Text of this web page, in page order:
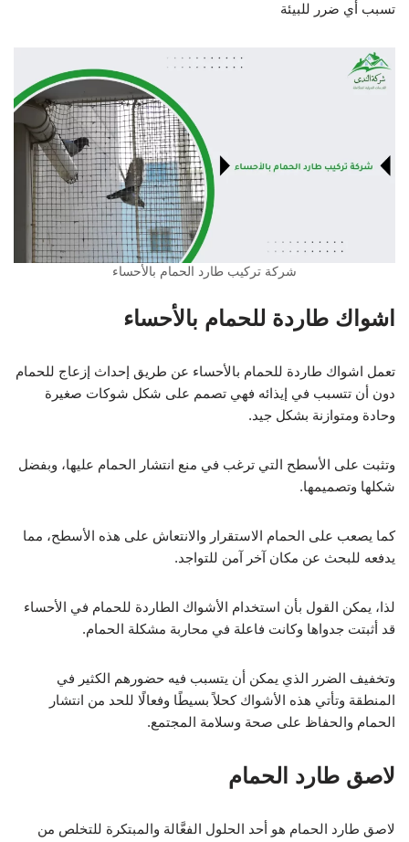
تسبب أي ضرر للبيئة
شركة تركيب طارد الحمام بالأحساء
اشواك طاردة للحمام بالأحساء
تعمل اشواك طاردة للحمام بالأحساء عن طريق إحداث إزعاج للحمام
دون أن تتسبب في إيذائه فهي تصمم على شكل شوكات صغيرة
وحادة ومتوازنة بشكل جيد.
وتثبت على الأسطح التي ترغب في منع انتشار الحمام عليها، وبفضل
شكلها وتصميمها.
كما يصعب على الحمام الاستقرار والانتعاش على هذه الأسطح، مما
يدفعه للبحث عن مكان آخر آمن للتواجد.
لذا، يمكن القول بأن استخدام الأشواك الطاردة للحمام في الأحساء
قد أثبتت جدواها وكانت فاعلة في محاربة مشكلة الحمام.
وتخفيف الضرر الذي يمكن أن يتسبب فيه حضورهم الكثير في
المنطقة وتأتي هذه الأشواك كحلاً بسيطًا وفعالًا للحد من انتشار
الحمام والحفاظ على صحة وسلامة المجتمع.
لاصق طارد الحمام
لاصق طارد الحمام هو أحد الحلول الفعَّالة والمبتكرة للتخلص من